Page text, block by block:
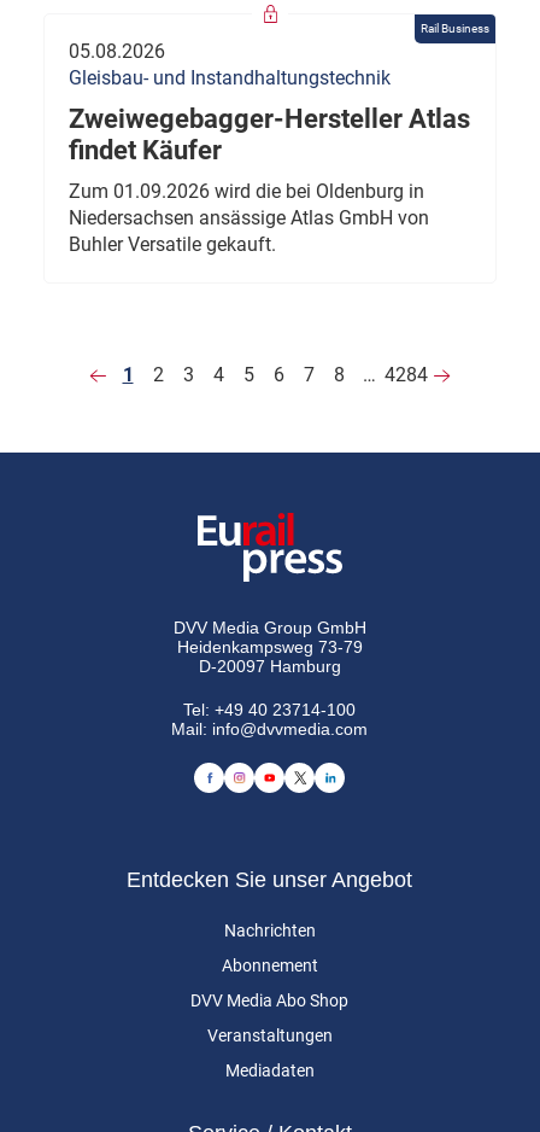
Rail Business
05.08.2026
Gleisbau- und Instandhaltungstechnik
Zweiwegebagger-Hersteller Atlas
findet Käufer
Zum 01.09.2026 wird die bei Oldenburg in
Niedersachsen ansässige Atlas GmbH von
Buhler Versatile gekauft.
1 2 3 4 5 6 7 8 … 4284
DVV Media Group GmbH
Heidenkampsweg 73-79
D-20097 Hamburg
Tel:+49 40 23714-100
Mail: info@dvvmedia.com
Entdecken Sie unser Angebot
Nachrichten
Abonnement
DVV Media Abo Shop
Veranstaltungen
Mediadaten